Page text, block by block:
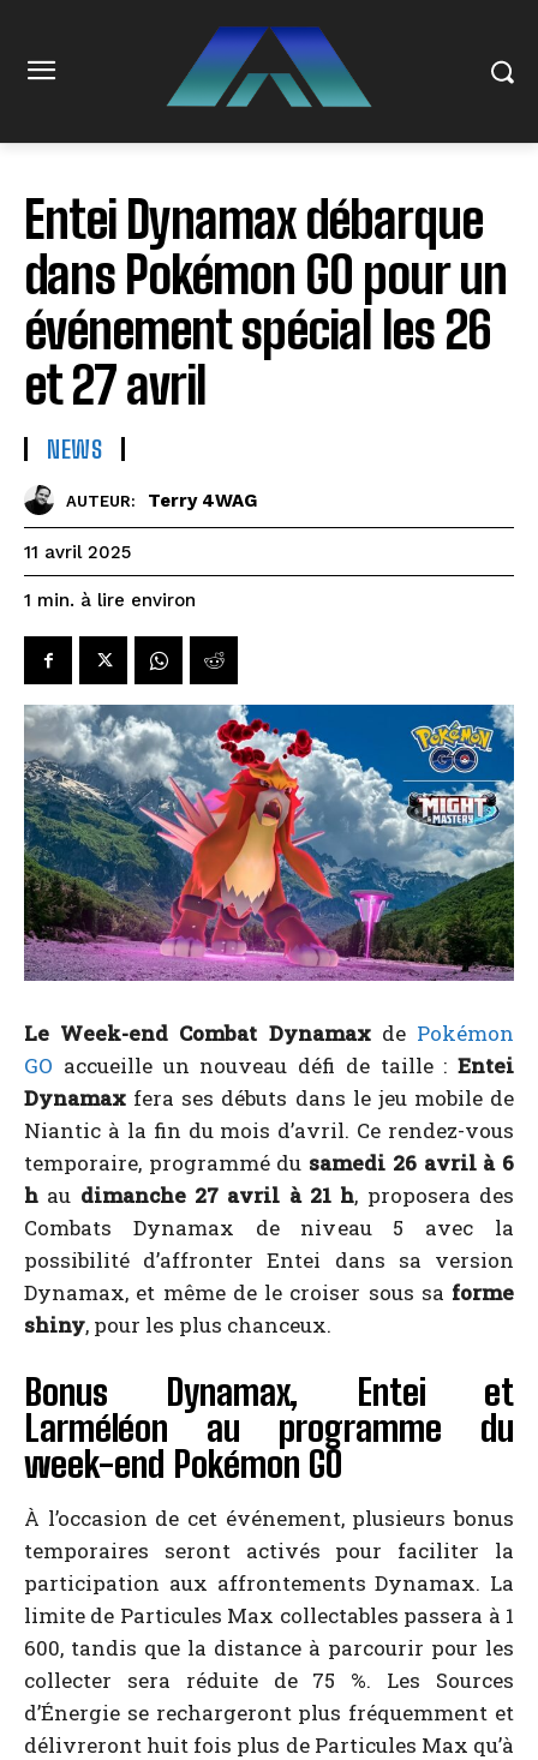
Entei Dynamax débarque
dans Pokémon GO pour un
événement spécial les 26
et 27 avril
NEWS
AUTEUR: Terry 4WAG
11 avril 2025
1 min. à lire environ
Le Week-end Combat Dynamaxde Pokémon
GO accueille un nouveau défi de taille : Entei
Dynamax fera ses débuts dans le jeu mobile de
Niantic à la fin du mois d’avril. Ce rendez-vous
temporaire, programmé du samedi 26 avril à 6
h au dimanche 27 avril à 21 h, proposera des
Combats Dynamax de niveau 5 avec la
possibilité d’affronter Entei dans sa version
Dynamax, et même de le croiser sous sa forme
shiny, pour les plus chanceux.
Bonus Dynamax, Entei et
Larméléon au programme du
week-end Pokémon GO
À l’occasion de cet événement, plusieurs bonus
temporaires seront activés pour faciliter la
participation aux affrontements Dynamax. La
limite de Particules Max collectables passera à 1
600, tandis que la distance à parcourir pour les
collecter sera réduite de 75 %. Les Sources
d’Énergie se rechargeront plus fréquemment et
délivreront huit fois plus de Particules Max qu’à